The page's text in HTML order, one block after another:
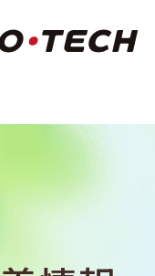
キコーテック株式会